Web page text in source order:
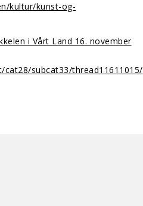
kultur/kunst-og-
i Vårt Land 16. november
subcat33/thread11611015/